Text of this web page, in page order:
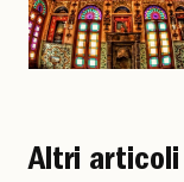
Altri